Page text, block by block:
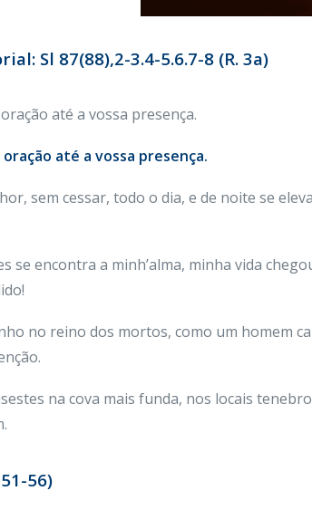
Sl 87(88),2-3.4-5.6.7-8 (R. 3a)
até a vossa presença.
até a vossa presença.
sem cessar, todo o dia, e de noite se
se encontra a minh’alma, minha vida
no reino dos mortos, como um homem
na cova mais funda, nos locais
56)